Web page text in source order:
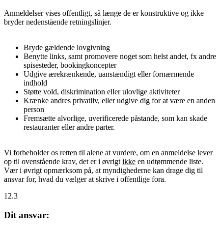
Anmeldelser vises offentligt, så længe de er konstruktive og ikke
bryder nedenstående retningslinjer.
Bryde gældende lovgivning
Benytte links, samt promovere noget som helst andet, fx andre
spisesteder, bookingkoncepter
Udgive ærekrænkende, uanstændigt eller fornærmende
indhold
Støtte vold, diskrimination eller ulovlige aktiviteter
Krænke andres privatliv, eller udgive dig for at være en anden
person
Fremsætte alvorlige, uverificerede påstande, som kan skade
restauranter eller andre parter.
Vi forbeholder os retten til alene at vurdere, om en anmeldelse lever
op til ovenstående krav, det er i øvrigt ikke en udtømmende liste.
Vær i øvrigt opmærksom på, at myndighederne kan drage dig til
ansvar for, hvad du vælger at skrive i offentlige fora.
12.3
Dit ansvar: